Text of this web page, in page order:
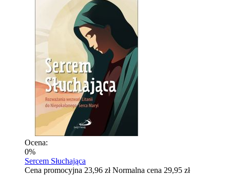
Ocena:
0%
Sercem Słuchająca
Cena promocyjna 23,96 zł Normalna cena 29,95 zł